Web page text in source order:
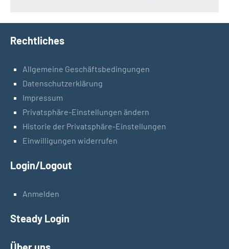
Rechtliches
Allgemeine Geschäftsbedingungen
Datenschutzerklärung
Impressum
Privatsphäre-Einstellungen ändern
Historie der Privatsphäre-Einstellungen
Einwilligungen widerrufen
Login/Logout
Anmelden
Steady Login